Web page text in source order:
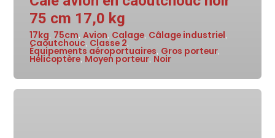
75 cm 17,0 kg
17kg, 75cm, Avion, Calage, Câlage industriel,
Caoutchouc, Classe 2,
Équipements aéroportuaires, Gros porteur,
Hélicoptère, Moyen porteur, Noir